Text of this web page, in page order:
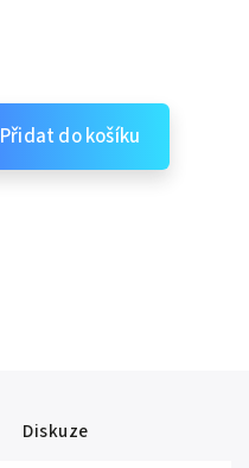
Přidat do košíku
Diskuze